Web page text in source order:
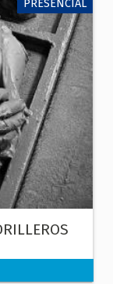
PRESENCIAL